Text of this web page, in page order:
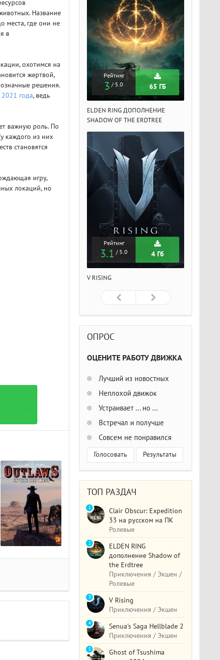
Название
места, где они не
в
охотимся на
жертвой,
решения.
2021 года, ведь
важную роль. По
каждого из них
становятся
игру,
локаций, но
.
Рейтинг
3/ 5.0 65 ГБ
Рейтинг
3 / 5.0 65 ГБ
ELDEN RING ДОПОЛНЕНИЕ
SHADOW OF THE ERDTREE
Рейтинг
3.1 / 5.0 4 Гб
V RISING
ОПРОС
ОЦЕНИТЕ РАБОТУ ДВИЖКА
Лучший из новостных
Неплохой движок
Устраивает ... но ...
Встречал и получше
Совсем не понравился
Голосовать Результаты
ТОП РАЗДАЧ
Clair Obscur: Expedition
33 на русском на ПК
Ролевые
1
ELDEN RING
дополнение Shadow of
the Erdtree
Приключения / Экшен /
Ролевые
2
V Rising
Приключения / Экшен
3
Senua's Saga Hellblade 2
Приключения / Экшен
4
Ghost of Tsushima
5